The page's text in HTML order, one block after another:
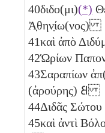
40διδο(μι)(*)
Ἀ̣θην̣ίω(νος)
41καὶ ἀπὸ
42Ὡρίων
43Σαραπίων
(ἀρούρης) 𐅸
44Διδᾶς
45καὶ ἀντὶ